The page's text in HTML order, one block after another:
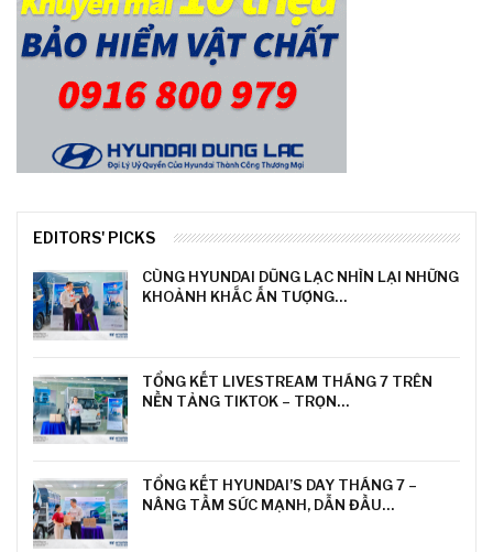
EDITORS' PICKS
CÙNG HYUNDAI DŨNG LẠC NHÌN LẠI NHỮNG
KHOẢNH KHẮC ẤN TƯỢNG…
TỔNG KẾT LIVESTREAM THÁNG 7 TRÊN
NỀN TẢNG TIKTOK – TRỌN…
TỔNG KẾT HYUNDAI’S DAY THÁNG 7 –
NÂNG TẦM SỨC MẠNH, DẪN ĐẦU…